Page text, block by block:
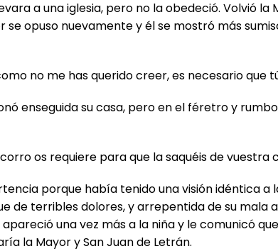
a una iglesia, pero no la obedeció. Volvió
opuso nuevamente y él se mostró más
no me has querido creer, es necesario
enseguida su casa, pero en el féretro y
os requiere para que la saquéis de vuestra
porque había tenido una visión idéntica
de terribles dolores, y arrepentida de su
una vez más a la niña y le comunicó
la Mayor y San Juan de Letrán.